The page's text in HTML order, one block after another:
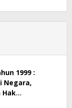
1999 :
Negara,
Hak